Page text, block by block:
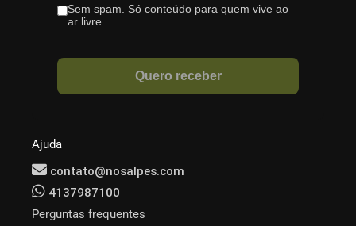
Ajuda
contato@nosalpes.com
4137987100
Perguntas frequentes